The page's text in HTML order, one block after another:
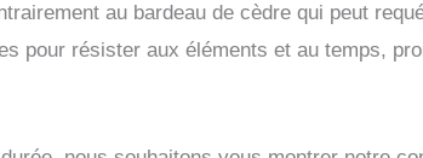
au bardeau de cèdre qui peut
pour résister aux éléments et au temps,